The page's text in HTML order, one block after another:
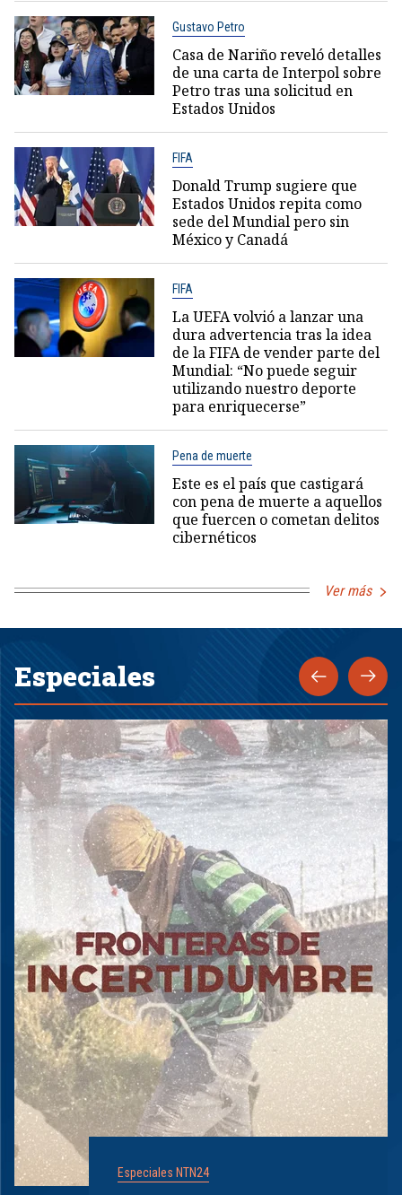
Gustavo Petro
Casa de Nariño reveló detalles
de una carta de Interpol sobre
Petro tras una solicitud en
Estados Unidos
FIFA
Donald Trump sugiere que
Estados Unidos repita como
sede del Mundial pero sin
México y Canadá
FIFA
La UEFA volvió a lanzar una
dura advertencia tras la idea
de la FIFA de vender parte del
Mundial: “No puede seguir
utilizando nuestro deporte
para enriquecerse”
Pena de muerte
Este es el país que castigará
con pena de muerte a aquellos
que fuercen o cometan delitos
cibernéticos
Ver más
Especiales
Especiales NTN24